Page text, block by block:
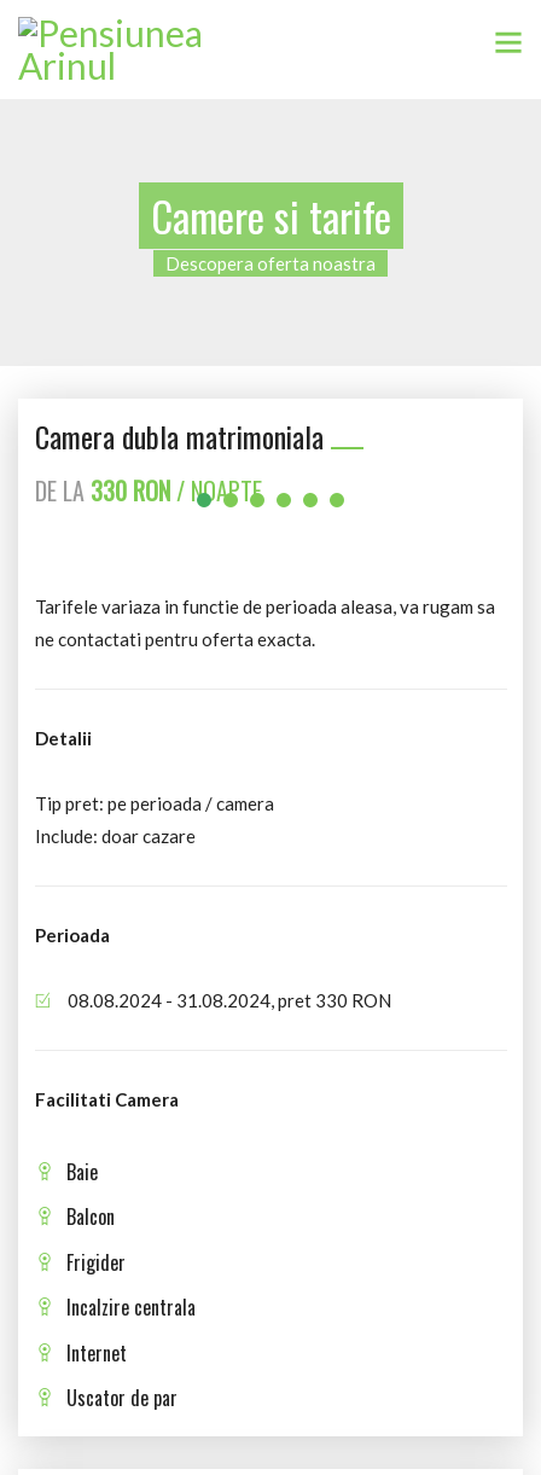
Camere si tarife
Descopera oferta noastra
Camera dubla matrimoniala
DE LA 330 RON/ NOAPTE
Tarifele variaza in functie de perioada aleasa, va rugam sa
ne contactati pentru oferta exacta.
Detalii
Tip pret: pe perioada / camera
Include: doar cazare
Perioada
08.08.2024 - 31.08.2024, pret 330 RON
Facilitati Camera
Baie
Balcon
Frigider
Incalzire centrala
Internet
Uscator de par